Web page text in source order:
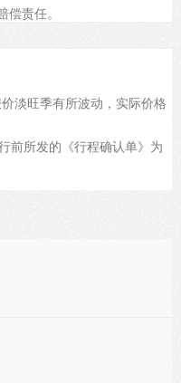
责任。
淡旺季有所波动，实际价格
前所发的《行程确认单》为